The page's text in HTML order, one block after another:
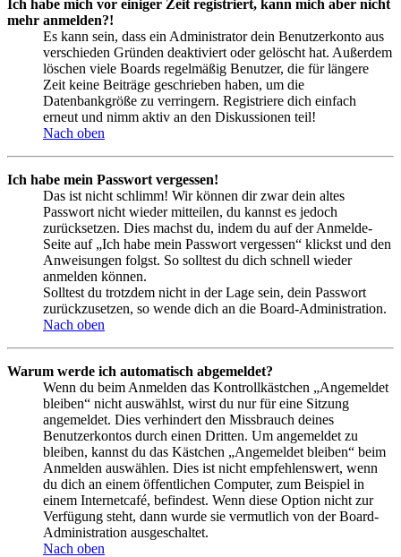
Ich habe mich vor einiger Zeit registriert, kann mich aber nicht
mehr anmelden?!
Es kann sein, dass ein Administrator dein Benutzerkonto aus
verschieden Gründen deaktiviert oder gelöscht hat. Außerdem
löschen viele Boards regelmäßig Benutzer, die für längere
Zeit keine Beiträge geschrieben haben, um die
Datenbankgröße zu verringern. Registriere dich einfach
erneut und nimm aktiv an den Diskussionen teil!
Nach oben
Ich habe mein Passwort vergessen!
Das ist nicht schlimm! Wir können dir zwar dein altes
Passwort nicht wieder mitteilen, du kannst es jedoch
zurücksetzen. Dies machst du, indem du auf der Anmelde-
Seite auf „Ich habe mein Passwort vergessen“ klickst und den
Anweisungen folgst. So solltest du dich schnell wieder
anmelden können.
Solltest du trotzdem nicht in der Lage sein, dein Passwort
zurückzusetzen, so wende dich an die Board-Administration.
Nach oben
Warum werde ich automatisch abgemeldet?
Wenn du beim Anmelden das Kontrollkästchen „Angemeldet
bleiben“ nicht auswählst, wirst du nur für eine Sitzung
angemeldet. Dies verhindert den Missbrauch deines
Benutzerkontos durch einen Dritten. Um angemeldet zu
bleiben, kannst du das Kästchen „Angemeldet bleiben“ beim
Anmelden auswählen. Dies ist nicht empfehlenswert, wenn
du dich an einem öffentlichen Computer, zum Beispiel in
einem Internetcafé, befindest. Wenn diese Option nicht zur
Verfügung steht, dann wurde sie vermutlich von der Board-
Administration ausgeschaltet.
Nach oben